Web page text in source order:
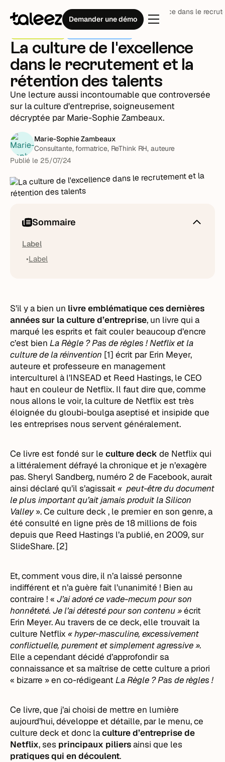
Demander une démo
Blog Stratégie RH La culture de l'excellence dans le
Bibliothèque RH
La culture de l'excellence
dans le recrutement et la
rétention des talents
Une lecture aussi incontournable que controversée
sur la culture d'entreprise, soigneusement
décryptée par Marie-Sophie Zambeaux.
Marie-Sophie Zambeaux
Consultante, formatrice, ReThink RH, auteure
Publié le 25/07/24
Sommaire
Label
Label
S’il y a bien un livre emblématique ces dernières
années sur la culture d’entreprise, un livre qui a
marqué les esprits et fait couler beaucoup d’encre
c’est bienLa Règle ? Pas de règles ! Netflix et la
culture de la réinvention [1] écrit par Erin Meyer,
auteure et professeure en management
interculturel à l’INSEAD et Reed Hastings, le CEO
haut en couleur de Netflix. Il faut dire que, comme
nous allons le voir, la culture de Netflix est très
éloignée du gloubi-boulga aseptisé et insipide que
les entreprises nous servent généralement.
Ce livre est fondé sur leculture deck de Netflix qui
a littéralement défrayé la chronique et je n’exagère
pas. Sheryl Sandberg, numéro 2 de Facebook, aurait
ainsi déclaré qu’il s’agissait« peut-être du document
le plus important qu’ait jamais produit la Silicon
Valley». Ce culture deck , le premier en son genre, a
été consulté en ligne près de 18 millions de fois
depuis que Reed Hastings l’a publié, en 2009, sur
SlideShare. [2]
Et, comment vous dire, il n’a laissé personne
indifférent et n’a guère fait l’unanimité ! Bien au
contraire ! «J’ai adoré ce vade-mecum pour son
honnêteté. Je l’ai détesté pour son contenu »écrit
Erin Meyer. Au travers de ce deck, elle trouvait la
culture Netflix« hyper-masculine, excessivement
conflictuelle, purement et simplement agressive ».
Elle a cependant décidé d’approfondir sa
connaissance et sa maîtrise de cette culture a priori
« bizarre » en co-rédigeantLa Règle ? Pas de règles !
Ce livre, que j’ai choisi de mettre en lumière
aujourd’hui, développe et détaille, par le menu, ce
culture deck et donc laculture d’entreprise de
Netflix, ses principaux piliersainsi que les
pratiquesqui en découlent.